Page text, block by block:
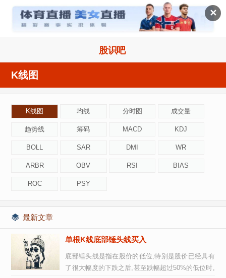
✕
股识吧

K线图
K线图 均线 分时图 成交量
趋势线 筹码 MACD KDJ
BOLL SAR DMI WR
ARBR OBV RSI BIAS
ROC PSY
最新文章
单根K线底部锤头线买入
底部锤头线是指在股价的低位,特别是股价已经具有
了很大幅度的下跌之后,甚至跌幅超过50%的低位时,